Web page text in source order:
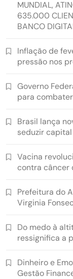
MUNDIAL,
635.000
BANCO
Inflação de
pressão nos
Governo
para
Brasil lança
seduzir
Vacina
contra câncer
Prefeitura do
Virginia
Do medo à
ressignifica a
Dinheiro e
Gestão